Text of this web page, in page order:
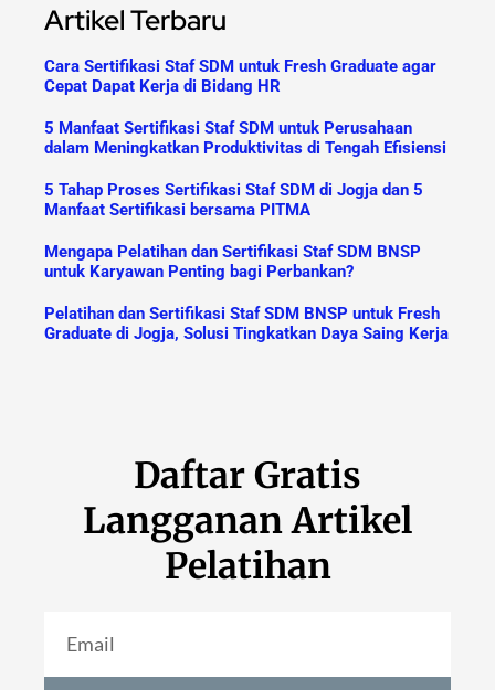
Artikel Terbaru
Cara Sertifikasi Staf SDM untuk Fresh Graduate agar
Cepat Dapat Kerja di Bidang HR
5 Manfaat Sertifikasi Staf SDM untuk Perusahaan
dalam Meningkatkan Produktivitas di Tengah Efisiensi
5 Tahap Proses Sertifikasi Staf SDM di Jogja dan 5
Manfaat Sertifikasi bersama PITMA
Mengapa Pelatihan dan Sertifikasi Staf SDM BNSP
untuk Karyawan Penting bagi Perbankan?
Pelatihan dan Sertifikasi Staf SDM BNSP untuk Fresh
Graduate di Jogja, Solusi Tingkatkan Daya Saing Kerja
Daftar Gratis
Langganan Artikel
Pelatihan